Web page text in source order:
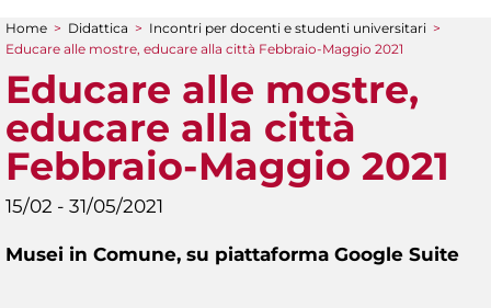
Tu sei qui
Home > Didattica > Incontri per docenti e studenti universitari >
Educare alle mostre, educare alla città Febbraio-Maggio 2021
Educare alle mostre,
educare alla città
Febbraio-Maggio 2021
15/02 - 31/05/2021
Musei in Comune, su piattaforma Google Suite